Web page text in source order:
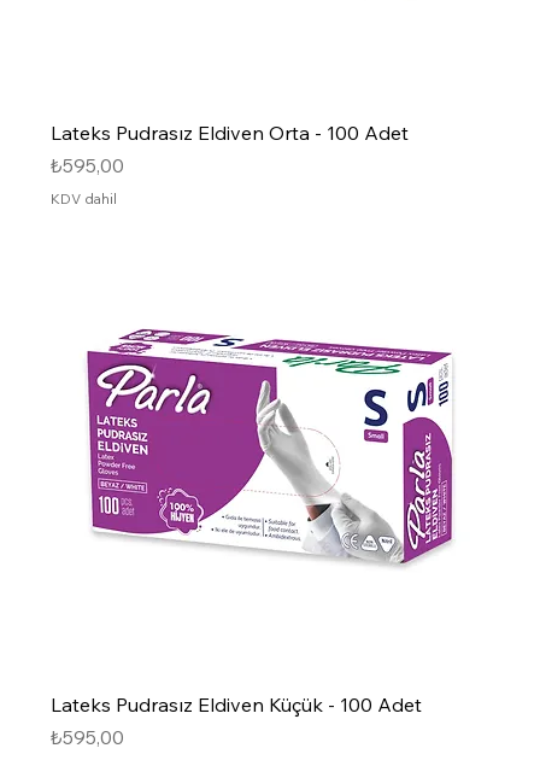
Lateks Pudrasız Eldiven Orta - 100 Adet
Fiyat
₺595,00
KDV dahil
Lateks Pudrasız Eldiven Küçük - 100 Adet
Fiyat
₺595,00